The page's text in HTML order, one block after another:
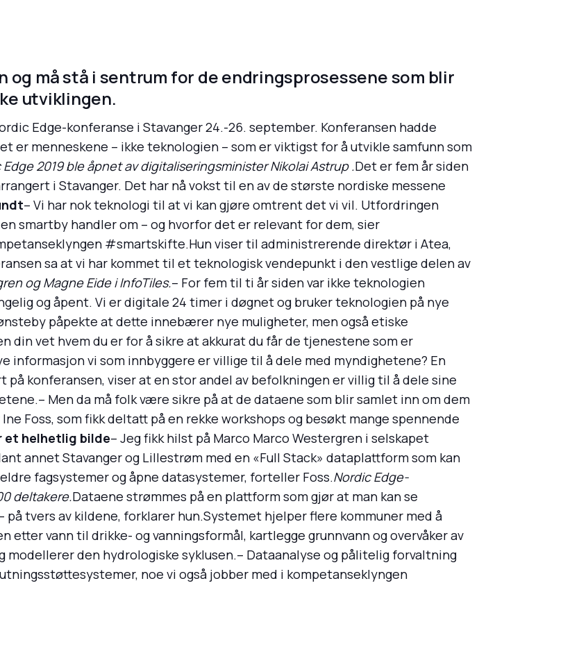
må stå i sentrum for de endringsprosessene som blir
utviklingen.
Edge-konferanse i Stavanger 24.-26. september. Konferansen hadde
er menneskene – ikke teknologien – som er viktigst for å utvikle samfunn som
Edge 2019 ble åpnet av digitaliseringsminister Nikolai Astrup .Det er fem år siden
i Stavanger. Det har nå vokst til en av de største nordiske messene
– Vi har nok teknologi til at vi kan gjøre omtrent det vi vil. Utfordringen
smartby handler om – og hvorfor det er relevant for dem, sier
#smartskifte.Hun viser til administrerende direktør i Atea,
sa at vi har kommet til et teknologisk vendepunkt i den vestlige delen av
og Magne Eide i InfoTiles.– For fem til ti år siden var ikke teknologien
og åpent. Vi er digitale 24 timer i døgnet og bruker teknologien på nye
påpekte at dette innebærer nye muligheter, men også etiske
din vet hvem du er for å sikre at akkurat du får de tjenestene som er
informasjon vi som innbyggere er villige til å dele med myndighetene? En
konferansen, viser at en stor andel av befolkningen er villig til å dele sine
Men da må folk være sikre på at de dataene som blir samlet inn om dem
Foss, som fikk deltatt på en rekke workshops og besøkt mange spennende
et helhetlig bilde– Jeg fikk hilst på Marco Marco Westergren i selskapet
annet Stavanger og Lillestrøm med en «Full Stack» dataplattform som kan
fagsystemer og åpne datasystemer, forteller Foss.Nordic Edge-
deltakere.Dataene strømmes på en plattform som gjør at man kan se
tvers av kildene, forklarer hun.Systemet hjelper flere kommuner med å
vann til drikke- og vanningsformål, kartlegge grunnvann og overvåker av
modellerer den hydrologiske syklusen.– Dataanalyse og pålitelig forvaltning
noe vi også jobber med i kompetanseklyngen